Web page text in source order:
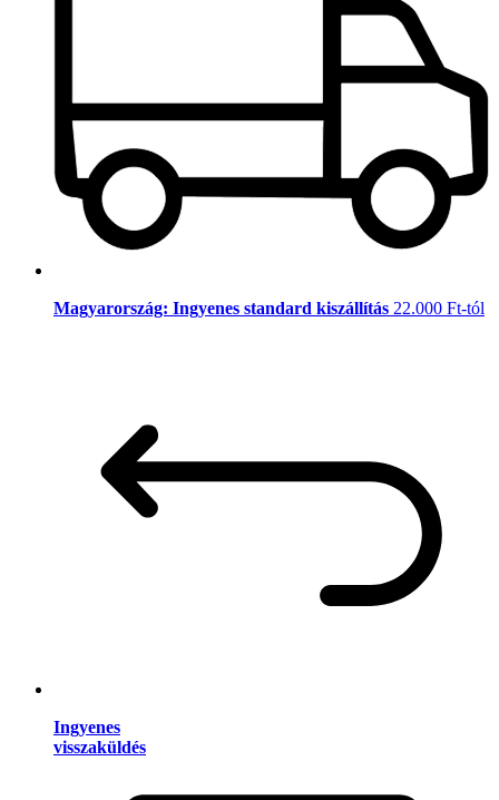
Magyarország: Ingyenes standard kiszállítás 22.000 Ft-tól
Ingyenes
visszaküldés